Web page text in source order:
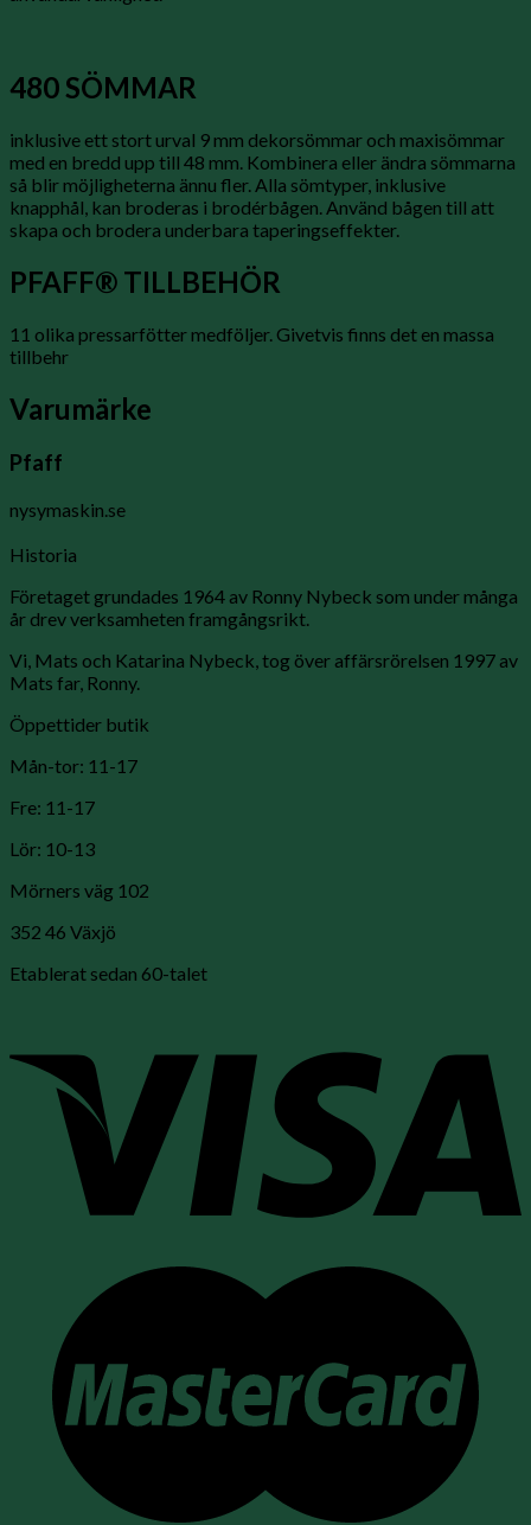
480 SÖMMAR
inklusive ett stort urval 9 mm dekorsömmar och maxisömmar
med en bredd upp till 48 mm. Kombinera eller ändra sömmarna
så blir möjligheterna ännu fler. Alla sömtyper, inklusive
knapphål, kan broderas i brodérbågen. Använd bågen till att
skapa och brodera underbara taperingseffekter.
PFAFF® TILLBEHÖR
11 olika pressarfötter medföljer. Givetvis finns det en massa
tillbehr
Varumärke
Pfaff
nysymaskin.se
Historia
Företaget grundades 1964 av Ronny Nybeck som under många
år drev verksamheten framgångsrikt.
Vi, Mats och Katarina Nybeck, tog över affärsrörelsen 1997 av
Mats far, Ronny.
Öppettider butik
Mån-tor: 11-17
Fre: 11-17
Lör: 10-13
Mörners väg 102
352 46 Växjö
Etablerat sedan 60-talet